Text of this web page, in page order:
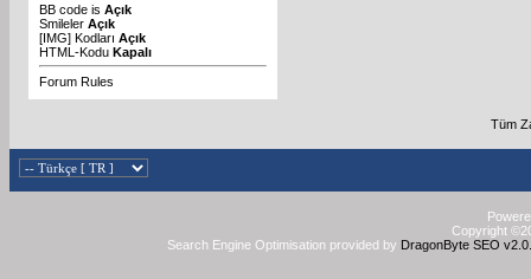
BB code is Açık
Smileler Açık
[IMG] Kodları Açık
HTML-Kodu Kapalı
Forum Rules
Tüm
Copyright
Search Engine Optimisation provided by DragonByte SEO